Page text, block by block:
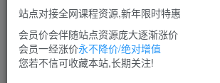
立即购买
您当前未登录！建议登陆后购买
站点对接全网课程资源,新年限时特惠
会员价会伴随站点资源庞大逐渐涨价
会员一经涨价永不降价/绝对增值
您若不信可收藏本站,长期关注!